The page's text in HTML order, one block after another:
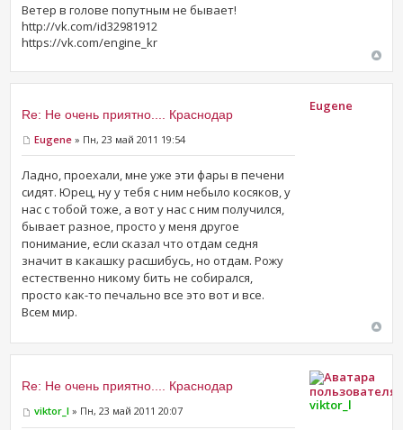
Ветер в голове попутным не бывает!
http://vk.com/id32981912
https://vk.com/engine_kr
Re: Не очень приятно.... Краснодар
Eugene » Пн, 23 май 2011 19:54
Ладно, проехали, мне уже эти фары в печени
сидят. Юрец, ну у тебя с ним небыло косяков, у
нас с тобой тоже, а вот у нас с ним получился,
бывает разное, просто у меня другое
понимание, если сказал что отдам седня
значит в какашку расшибусь, но отдам. Рожу
естественно никому бить не собирался,
просто как-то печально все это вот и все.
Всем мир.
Eugene
Re: Не очень приятно.... Краснодар
viktor_l » Пн, 23 май 2011 20:07 viktor_l